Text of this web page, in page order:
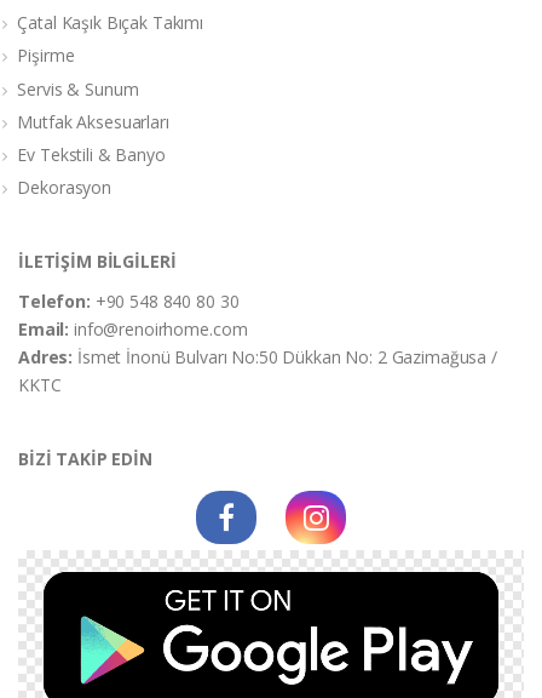
Çatal Kaşık Bıçak Takımı
Pişirme
Servis & Sunum
Mutfak Aksesuarları
Ev Tekstili & Banyo
Dekorasyon
İLETİŞİM BİLGİLERİ
Telefon: +90 548 840 80 30
Email:info@renoirhome.com
Adres: İsmet İnonü Bulvarı No:50 Dükkan No: 2 Gazimağusa /
KKTC
BİZİ TAKİP EDİN